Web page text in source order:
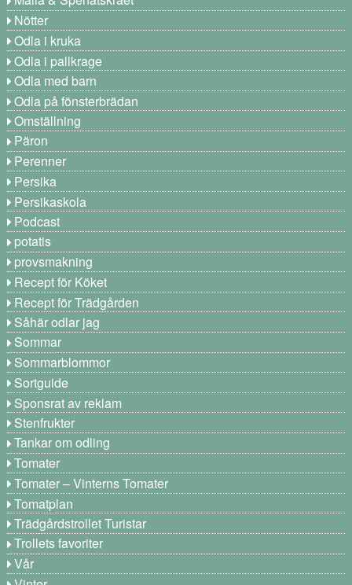
Nötter
Odla i kruka
Odla i pallkrage
Odla med barn
Odla på fönsterbrädan
Omställning
Päron
Perenner
Persika
Persikaskola
Podcast
potatis
provsmakning
Recept för Köket
Recept för Trädgården
Såhär odlar jag
Sommar
Sommarblommor
Sortguide
Sponsrat av reklam
Stenfrukter
Tankar om odling
Tomater
Tomater – Vinterns Tomater
Tomatplan
Trädgårdstrollet Turistar
Trollets favoriter
Vår